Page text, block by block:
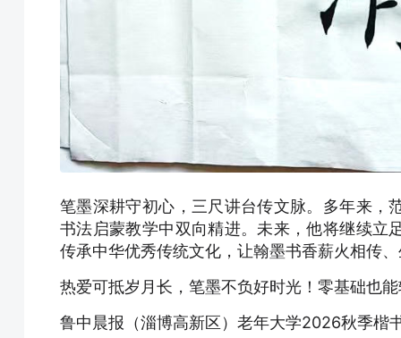
笔墨深耕守初心，三尺讲台传文脉。多年来，
书法启蒙教学中双向精进。未来，他将继续立
传承中华优秀传统文化，让翰墨书香薪火相传
热爱可抵岁月长，笔墨不负好时光！零基础也
鲁中晨报（淄博高新区）老年大学2026秋季楷